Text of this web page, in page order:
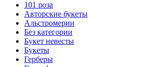
101 роза
Авторские букеты
Альстромерии
Без категории
Букет невесты
Букеты
Герберы